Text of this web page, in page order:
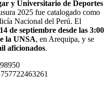
y Universitario de Deportes
2025 fue catalogado como
Nacional del Perú. El
de septiembre desde las 3:00
la UNSA, en Arequipa, y se
aficionados.